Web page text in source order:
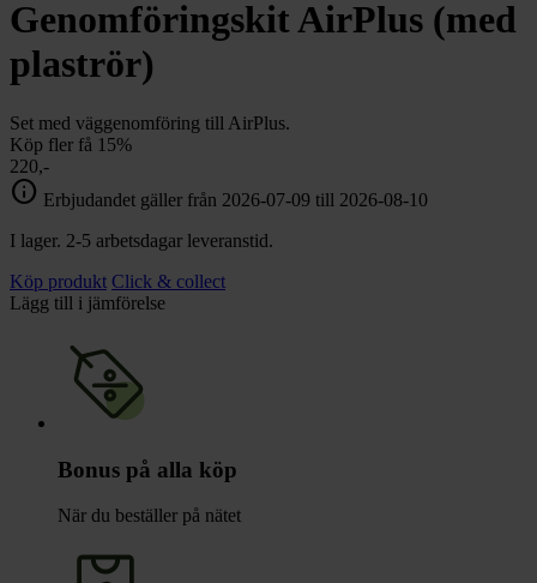
Grill & Fritid chevron_right
Lacanche
Genomföringskit AirPlus (med
plaströr)
Set med väggenomföring till AirPlus.
Köp fler få 15%
220,-
info Erbjudandet gäller från 2026-07-09 till 2026-08-10
I lager. 2-5 arbetsdagar leveranstid.
Köp produkt Click & collect
Lägg till i jämförelse
Bonus på alla köp
När du beställer på nätet